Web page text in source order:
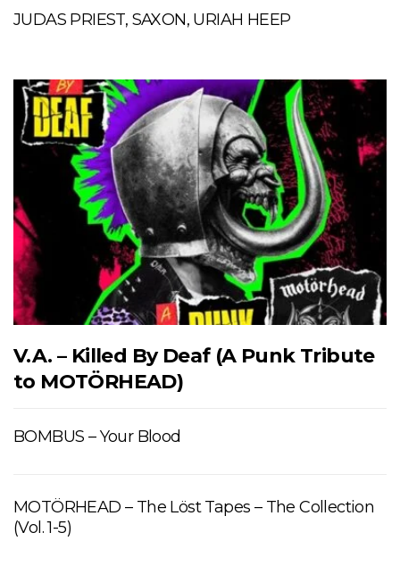
JUDAS PRIEST, SAXON, URIAH HEEP
V.A. – Killed By Deaf (A Punk Tribute
to MOTÖRHEAD)
BOMBUS – Your Blood
MOTÖRHEAD – The Löst Tapes – The Collection
(Vol. 1-5)